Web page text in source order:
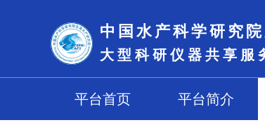
中国水产科学研究
大型科研仪器共享服
平台首页 平台简介